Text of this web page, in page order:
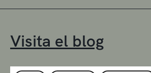
Visita el blog